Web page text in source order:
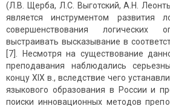
(Л.В. Щерба, Л.С. Выготский, А.Н.
является инструментом развития
совершенствования
выстраивать высказывание в
[7]. Несмотря на существование
преподавания наблюдались
концу XIX в., вследствие чего
языкового образования в России и
поиски инновационных методов